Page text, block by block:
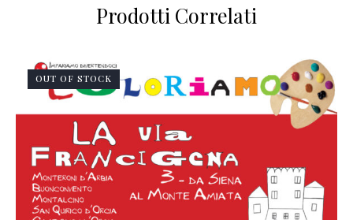
Prodotti Correlati
OUT OF STOCK